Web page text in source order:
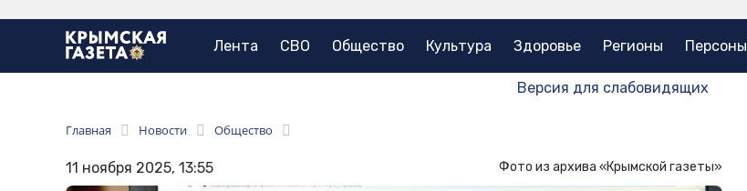
Лента СВО Общество Культура Здоровье Регионы Персоны
Версия для слабовидящих
Главная Новости Общество
11 ноября 2025, 13:55 Фото из архива «Крымской газеты»